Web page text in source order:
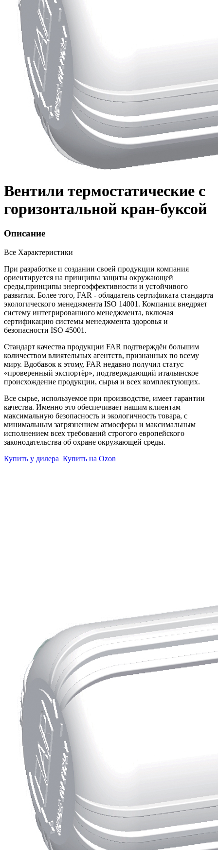
Вентили термостатические с
горизонтальной кран-буксой
Описание
Все Характеристики
При разработке и создании своей продукции компания
ориентируется на принципы защиты окружающей
среды,принципы энергоэффективности и устойчивого
развития. Более того, FAR - обладатель сертификата стандарта
экологического менеджмента ISO 14001. Компания внедряет
систему интегрированного менеджмента, включая
сертификацию системы менеджмента здоровья и
безопасности ISO 45001.
Стандарт качества продукции FAR подтверждён большим
количеством влиятельных агентств, признанных по всему
миру. Вдобавок к этому, FAR недавно получил статус
«проверенный экспортёр», подтверждающий итальянское
происхождение продукции, сырья и всех комплектующих.
Все сырье, используемое при производстве, имеет гарантии
качества. Именно это обеспечивает нашим клиентам
максимальную безопасность и экологичность товара, с
минимальным загрязнением атмосферы и максимальным
исполнением всех требований строгого европейского
законодательства об охране окружающей среды.
Купить у дилера Купить на Ozon